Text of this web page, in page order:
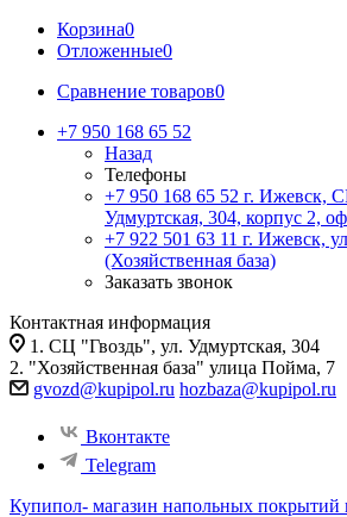
Корзина0
Отложенные0
Сравнение товаров0
+7 950 168 65 52
Назад
Телефоны
+7 950 168 65 52 г. Ижевск,
Удмуртская, 304, корпус 2,
+7 922 501 63 11 г. Ижевск,
(Хозяйственная база)
Заказать звонок
Контактная информация
1. СЦ "Гвоздь", ул. Удмуртская, 304
2. "Хозяйственная база" улица Пойма, 7
gvozd@kupipol.ru hozbaza@kupipol.ru
Вконтакте
Telegram
Купипол- магазин напольных покрытий